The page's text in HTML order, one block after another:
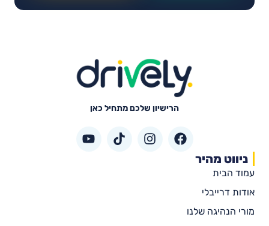
הרישיון שלכם מתחיל כאן
ניווט מהיר
עמוד הבית
אודות דרייבלי
מורי הנהיגה שלנו